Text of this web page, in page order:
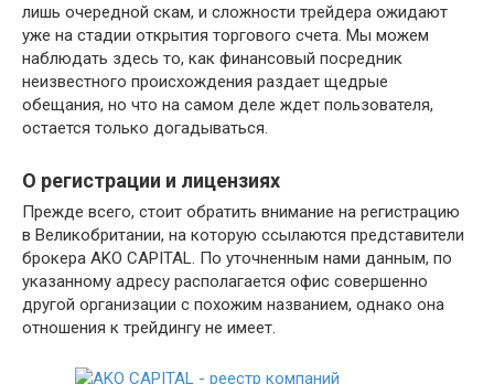
лишь очередной скам, и сложности трейдера ожидают
уже на стадии открытия торгового счета. Мы можем
наблюдать здесь то, как финансовый посредник
неизвестного происхождения раздает щедрые
обещания, но что на самом деле ждет пользователя,
остается только догадываться.
О регистрации и лицензиях
Прежде всего, стоит обратить внимание на регистрацию
в Великобритании, на которую ссылаются представители
брокера AKO CAPITAL. По уточненным нами данным, по
указанному адресу располагается офис совершенно
другой организации с похожим названием, однако она
отношения к трейдингу не имеет.